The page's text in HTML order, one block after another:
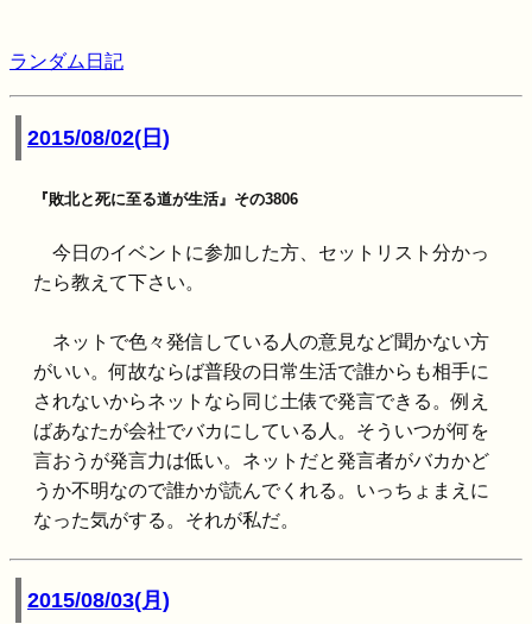
ランダム日記
2015/08/02(日)
『敗北と死に至る道が生活』その3806
今日のイベントに参加した方、セットリスト分かっ
たら教えて下さい。
ネットで色々発信している人の意見など聞かない方
がいい。何故ならば普段の日常生活で誰からも相手に
されないからネットなら同じ土俵で発言できる。例え
ばあなたが会社でバカにしている人。そういつが何を
言おうが発言力は低い。ネットだと発言者がバカかど
うか不明なので誰かが読んでくれる。いっちょまえに
なった気がする。それが私だ。
2015/08/03(月)